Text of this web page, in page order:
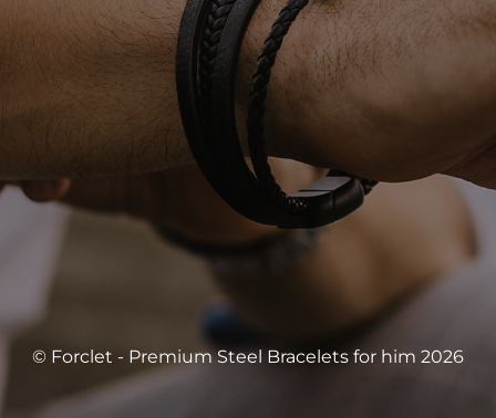
© Forclet - Premium Steel Bracelets for him 2026